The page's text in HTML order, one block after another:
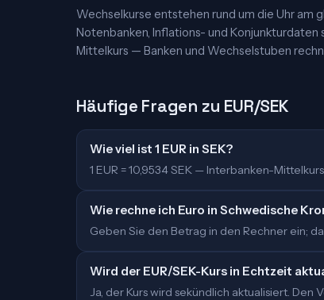
Wechselkurse entstehen rund um die Uhr am
Notenbanken, Inflations- und
Mittelkurs — Banken und Wechselstuben
Häufige Fragen zu EUR/SEK
Wie viel ist 1 EUR in SEK?
1 EUR = 10,9534 SEK — Interbanken-
Wie rechne ich Euro in Schwedische
Geben Sie den Betrag in den Rechner ein;
Wird der EUR/SEK-Kurs in Echtzeit
Ja, der Kurs wird sekündlich aktualisiert. Den